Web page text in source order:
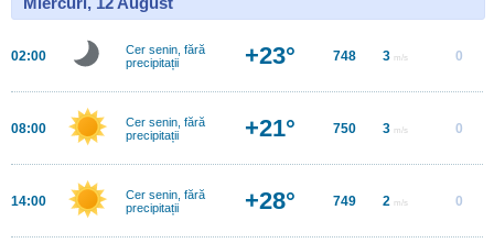
02:00
Cer senin, fără
precipitații
+23° 748 3 m/s 0
08:00
Cer senin, fără
precipitații
+21° 750 3 m/s 0
14:00
Cer senin, fără
precipitații
+28° 749 2 m/s 0